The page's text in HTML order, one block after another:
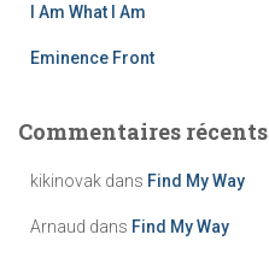
I Am What I Am
Eminence Front
Commentaires récents
kikinovak dans Find My Way
Arnaud dans Find My Way